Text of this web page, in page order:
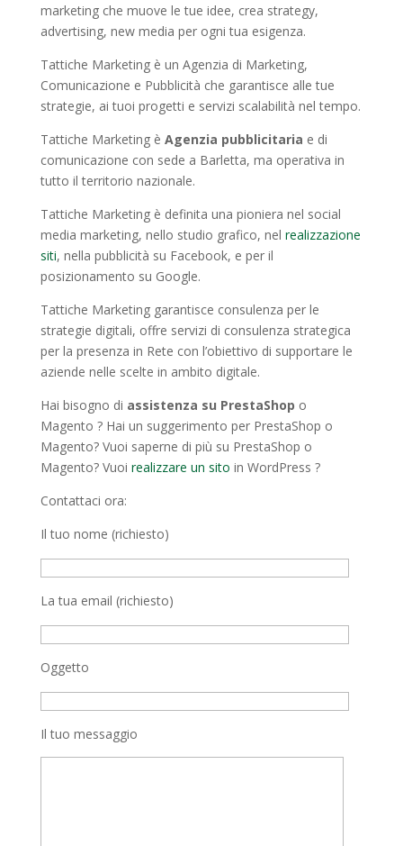
marketing che muove le tue idee, crea strategy,
advertising, new media per ogni tua esigenza.
Tattiche Marketing è un Agenzia di Marketing,
Comunicazione e Pubblicità che garantisce alle tue
strategie, ai tuoi progetti e servizi scalabilità nel tempo.
Tattiche Marketing è Agenzia pubblicitaria e di
comunicazione con sede a Barletta, ma operativa in
tutto il territorio nazionale.
Tattiche Marketing è definita una pioniera nel social
media marketing, nello studio grafico, nel realizzazione
siti, nella pubblicità su Facebook, e per il
posizionamento su Google.
Tattiche Marketing garantisce consulenza per le
strategie digitali, offre servizi di consulenza strategica
per la presenza in Rete con l’obiettivo di supportare le
aziende nelle scelte in ambito digitale.
Hai bisogno di assistenza su PrestaShop o
Magento ? Hai un suggerimento per PrestaShop o
Magento? Vuoi saperne di più su PrestaShop o
Magento? Vuoi realizzare un sito in WordPress ?
Contattaci ora:
Il tuo nome (richiesto)
La tua email (richiesto)
Oggetto
Il tuo messaggio